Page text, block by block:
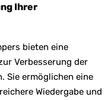
Ihrer
bieten eine
Verbesserung der
Sie ermöglichen eine
Wiedergabe und